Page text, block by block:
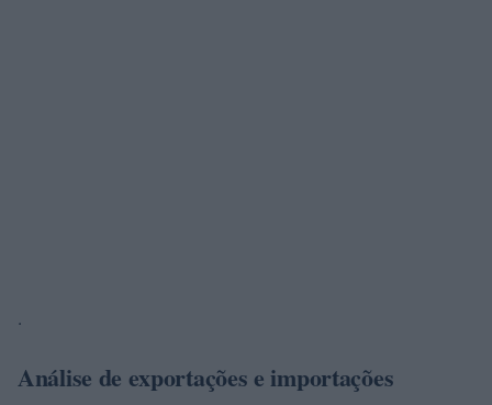
.
Análise de exportações e importações